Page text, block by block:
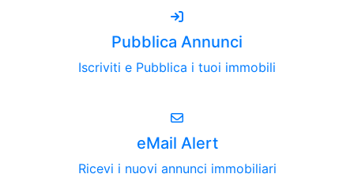
Pubblica Annunci
Iscriviti e Pubblica i tuoi immobili
eMail Alert
Ricevi i nuovi annunci immobiliari